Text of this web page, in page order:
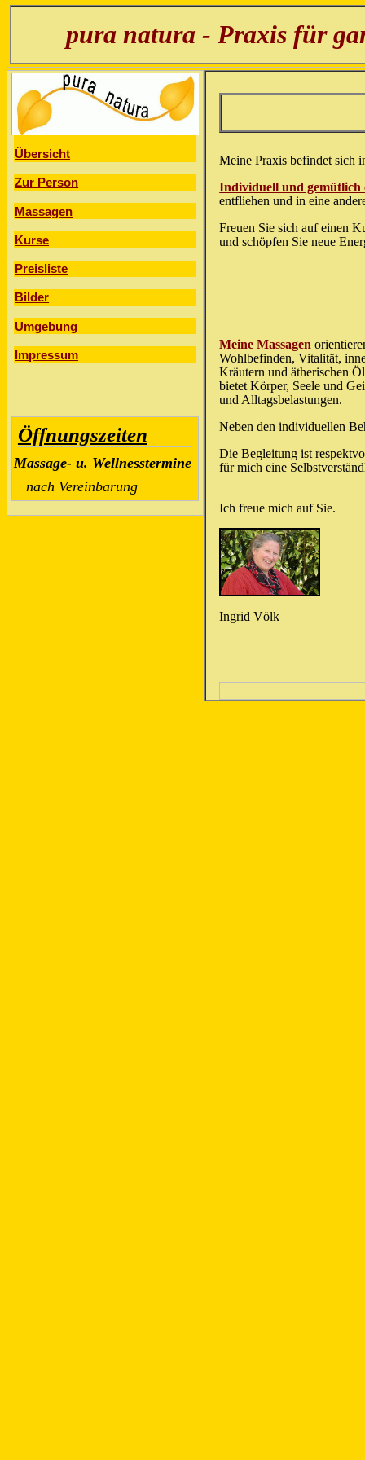
pura natura - Praxis für
Meine Praxis befindet sich
Individuell und gemütlich
entfliehen und in eine
Freuen Sie sich auf einen
und schöpfen Sie neue
Meine Massagen
Wohlbefinden, Vitalität,
Kräutern und ätherischen
bietet Körper, Seele und
und Alltagsbelastungen.
Neben den individuellen
Die Begleitung ist
für mich eine
Ich freue mich auf Sie.
Ingrid Völk
Übersicht
Zur Person
Massagen
Kurse
Preisliste
Bilder
Umgebung
Impressum
Öffnungszeiten
Massage- u. Wellnesstermine
nach Vereinbarung